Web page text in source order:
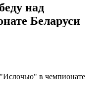
над
Беларуси